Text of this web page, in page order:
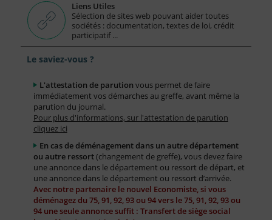
Liens Utiles
Sélection de sites web pouvant aider toutes
sociétés : documentation, textes de loi, crédit
participatif ...
Le saviez-vous ?
L'attestation de parution vous permet de faire
immédiatement vos démarches au greffe, avant même la
parution du journal.
Pour plus d'informations, sur l'attestation de parution
cliquez ici
En cas de déménagement dans un autre département
ou autre ressort(changement de greffe), vous devez faire
une annonce dans le département ou ressort de départ, et
une annonce dans le département ou ressort d’arrivée.
Avec notre partenaire le nouvel Economiste, si vous
déménagez du 75, 91, 92, 93 ou 94 vers le 75, 91, 92, 93 ou
94 une seule annonce suffit : Transfert de siège social